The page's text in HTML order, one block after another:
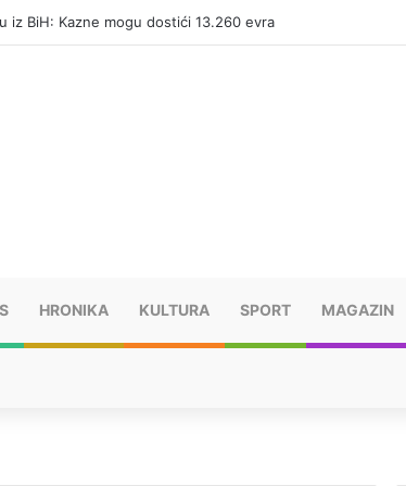
iz BiH: Kazne mogu dostići 13.260 evra
HRONIKA KULTURA SPORT MAGAZIN